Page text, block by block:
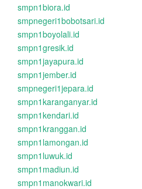
smpn1biora.id
smpnegeri1bobotsari.id
smpn1boyolali.id
smpn1gresik.id
smpn1jayapura.id
smpn1jember.id
smpnegeri1jepara.id
smpn1karanganyar.id
smpn1kendari.id
smpn1kranggan.id
smpn1lamongan.id
smpn1luwuk.id
smpn1madiun.id
smpn1manokwari.id